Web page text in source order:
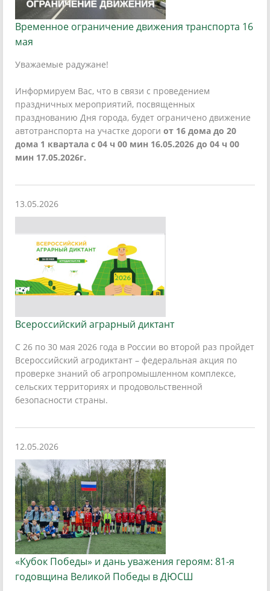
Временное ограничение движения транспорта 16
мая
Уважаемые радужане!
Информируем Вас, что в связи с проведением
праздничных мероприятий, посвященных
празднованию Дня города, будет ограничено движение
автотранспорта на участке дороги от 16 дома до 20
дома 1 квартала с 04 ч 00 мин 16.05.2026 до 04 ч 00
мин 17.05.2026г.
13.05.2026
Всероссийский аграрный диктант
С 26 по 30 мая 2026 года в России во второй раз пройдет
Всероссийский агродиктант – федеральная акция по
проверке знаний об агропромышленном комплексе,
сельских территориях и продовольственной
безопасности страны.
12.05.2026
«Кубок Победы» и дань уважения героям: 81-я
годовщина Великой Победы в ДЮСШ